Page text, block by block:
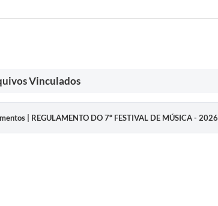
Vinculados
| REGULAMENTO DO 7º FESTIVAL DE MÚSICA - 2026